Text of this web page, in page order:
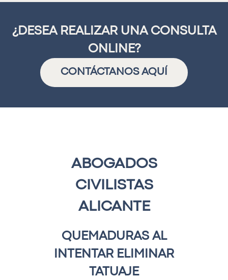
¿DESEA REALIZAR UNA CONSULTA
ONLINE?
CONTÁCTANOS AQUÍ
ABOGADOS
CIVILISTAS
ALICANTE
QUEMADURAS AL
INTENTAR ELIMINAR
TATUAJE